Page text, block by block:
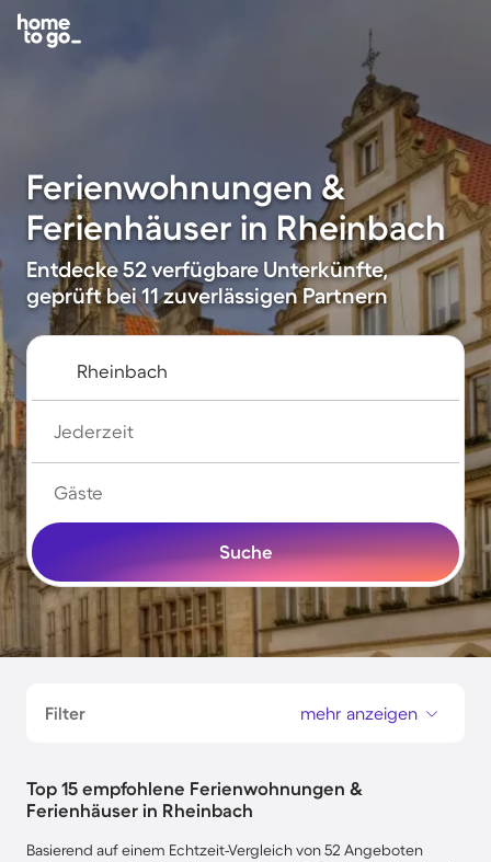
Ferienwohnungen &
Ferienhäuser in Rheinbach
Entdecke 52 verfügbare Unterkünfte,
geprüft bei 11 zuverlässigen Partnern
Jederzeit
Gäste
Suche
Filter mehr anzeigen
Top 15 empfohlene Ferienwohnungen &
Ferienhäuser in Rheinbach
Basierend auf einem Echtzeit-Vergleich von 52 Angeboten